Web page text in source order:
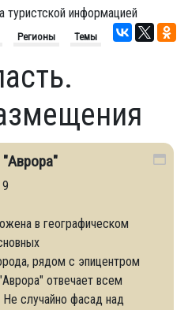
туристской информацией
Регионы Темы
"Аврора"
в географическом
рядом с эпицентром
отвечает всем
случайно фасад над